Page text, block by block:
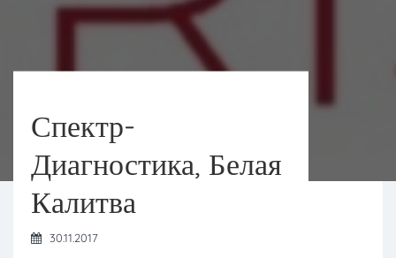
Спектр-
Диагностика, Белая
Калитва
30.11.2017